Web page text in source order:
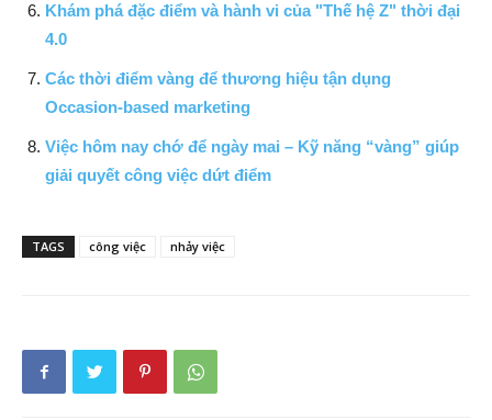
Khám phá đặc điểm và hành vi của "Thế hệ Z" thời đại
4.0
Các thời điểm vàng để thương hiệu tận dụng
Occasion-based marketing
Việc hôm nay chớ để ngày mai – Kỹ năng “vàng” giúp
giải quyết công việc dứt điểm
TAGS công việc nhảy việc